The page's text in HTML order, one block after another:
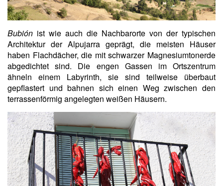
Bubión ist wie auch die Nachbarorte von der typischen
Architektur der Alpujarra geprägt, die meisten Häuser
haben Flachdächer, die mit schwarzer Magnesiumtonerde
abgedichtet sind. Die engen Gassen im Ortszentrum
ähneln einem Labyrinth, sie sind teilweise überbaut
gepflastert und bahnen sich einen Weg zwischen den
terrassenförmig angelegten weißen Häusern.